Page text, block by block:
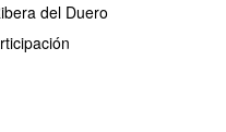
del Duero